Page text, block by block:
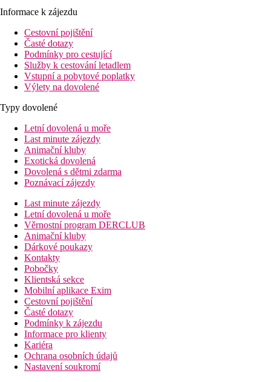
Informace k zájezdu
Cestovní pojištění
Časté dotazy
Podmínky pro cestující
Služby k cestování letadlem
Vstupní a pobytové poplatky
Výlety na dovolené
Typy dovolené
Letní dovolená u moře
Last minute zájezdy
Animační kluby
Exotická dovolená
Dovolená s dětmi zdarma
Poznávací zájezdy
Last minute zájezdy
Letní dovolená u moře
Věrnostní program DERCLUB
Animační kluby
Dárkové poukazy
Kontakty
Pobočky
Klientská sekce
Mobilní aplikace Exim
Cestovní pojištění
Časté dotazy
Podmínky k zájezdu
Informace pro klienty
Kariéra
Ochrana osobních údajů
Nastavení soukromí